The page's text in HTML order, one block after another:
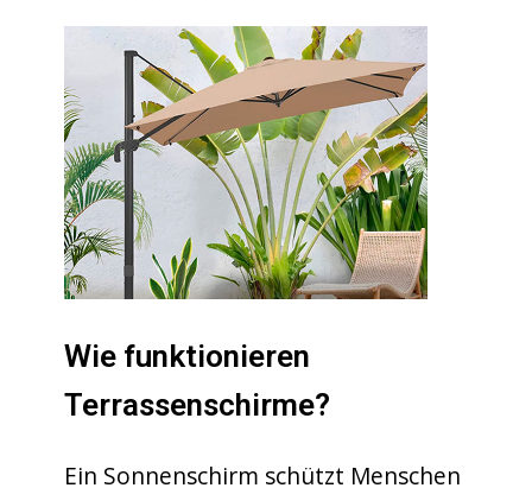
Wie funktionieren
Terrassenschirme?
Ein Sonnenschirm schützt Menschen